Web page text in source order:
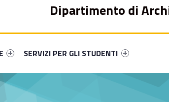
Dipartimento di
primary-5052-49
Link identifier #link-menu-primary-20256-57
SERVIZI PER GLI STUDENTI